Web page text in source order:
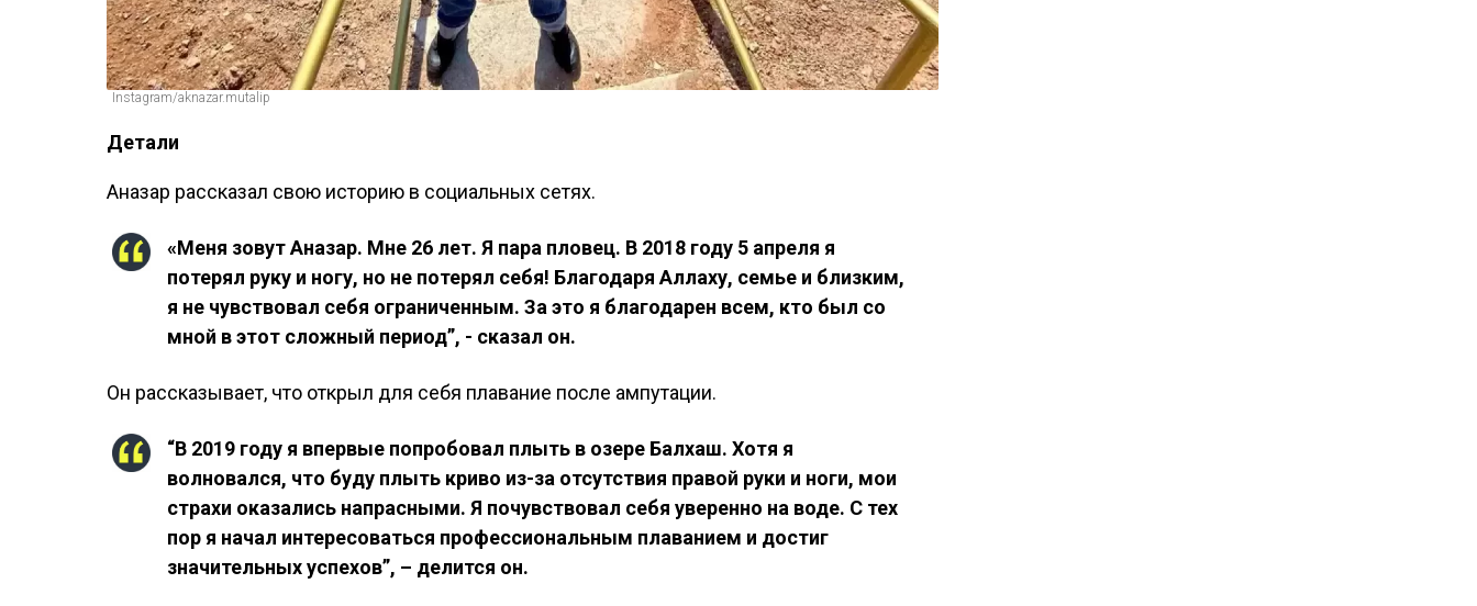
Instagram/aknazar.mutalip
Детали
Ақназар рассказал свою историю в социальных сетях.
«Меня зовут Ақназар. Мне 26 лет. Я пара пловец. В 2018 году 5 апреля я
потерял руку и ногу, но не потерял себя! Благодаря Аллаху, семье и близким,
я не чувствовал себя ограниченным. За это я благодарен всем, кто был со
мной в этот сложный период”, - сказал он.
Он рассказывает, что открыл для себя плавание после ампутации.
“В 2019 году я впервые попробовал плыть в озере Балхаш. Хотя я
волновался, что буду плыть криво из-за отсутствия правой руки и ноги, мои
страхи оказались напрасными. Я почувствовал себя уверенно на воде. С тех
пор я начал интересоваться профессиональным плаванием и достиг
значительных успехов”, – делится он.